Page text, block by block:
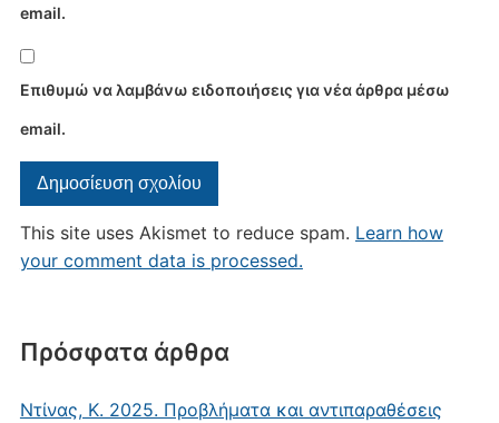
Πρόσφατα άρθρα
Ντίνας, Κ. 2025. Προβλήματα και αντιπαραθέσεις
email.
Επιθυμώ να λαμβάνω ειδοποιήσεις για νέα άρθρα μέσω
email.
This site uses Akismet to reduce spam. Learn how
your comment data is processed.